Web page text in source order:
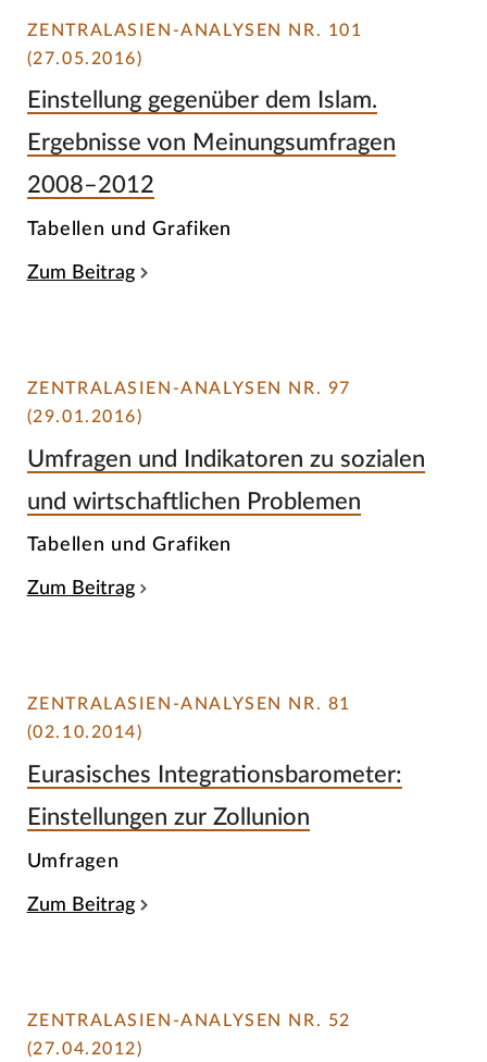
ZENTRALASIEN-ANALYSEN NR. 101
(27.05.2016)
Einstellung gegenüber dem Islam.
Ergebnisse von Meinungsumfragen
2008–2012
Tabellen und Grafiken
Zum Beitrag
ZENTRALASIEN-ANALYSEN NR. 97
(29.01.2016)
Umfragen und Indikatoren zu sozialen
und wirtschaftlichen Problemen
Tabellen und Grafiken
Zum Beitrag
ZENTRALASIEN-ANALYSEN NR. 81
(02.10.2014)
Eurasisches Integrationsbarometer:
Einstellungen zur Zollunion
Umfragen
Zum Beitrag
ZENTRALASIEN-ANALYSEN NR. 52
(27.04.2012)